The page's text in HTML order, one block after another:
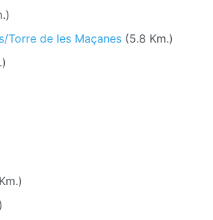
Torre de les Maçanes (5.8 Km.)